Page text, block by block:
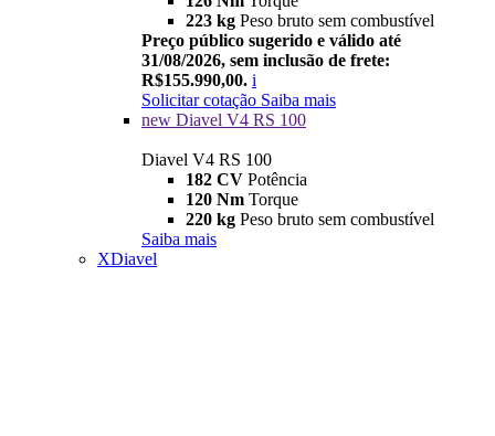
223 kg Peso bruto sem combustível
Preço público sugerido e válido até
31/08/2026, sem inclusão de frete:
R$155.990,00. i
Solicitar cotação Saiba mais
new Diavel V4 RS 100
Diavel V4 RS 100
182 CV Potência
120 Nm Torque
220 kg Peso bruto sem combustível
Saiba mais
XDiavel